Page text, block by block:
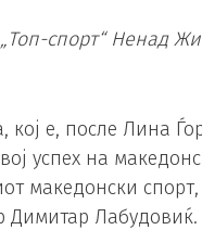
спорт“ Ненад
кој е, после Лина
успех на
македонски спорт,
Димитар Лабудовиќ.